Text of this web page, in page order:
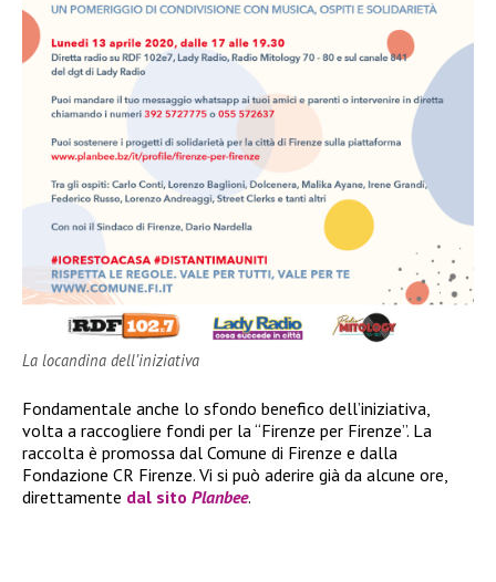
La locandina dell’iniziativa
Fondamentale anche lo sfondo benefico dell’iniziativa,
volta a raccogliere fondi per la “Firenze per Firenze”. La
raccolta è promossa dal Comune di Firenze e dalla
Fondazione CR Firenze. Vi si può aderire già da alcune ore,
direttamente dal sito Planbee.